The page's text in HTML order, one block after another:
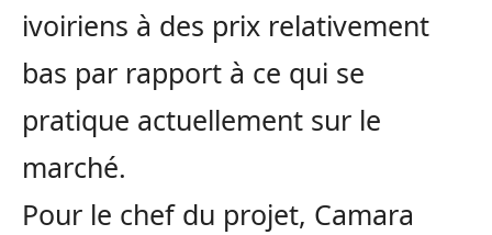
ivoiriens à des prix relativement
bas par rapport à ce qui se
pratique actuellement sur le
marché.
Pour le chef du projet, Camara